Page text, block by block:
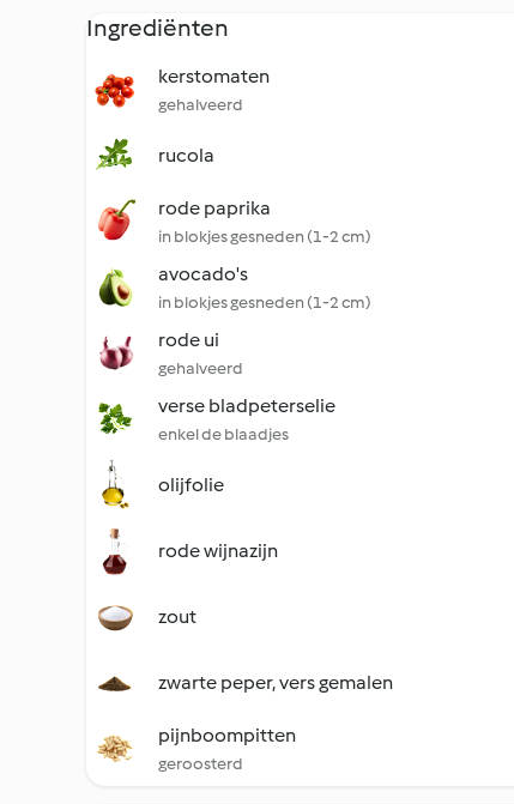
Ingrediënten
kerstomaten
gehalveerd
rucola
rode paprika
in blokjes gesneden (1-2 cm)
avocado's
in blokjes gesneden (1-2 cm)
rode ui
gehalveerd
verse bladpeterselie
enkel de blaadjes
olijfolie
rode wijnazijn
zout
zwarte peper, vers gemalen
pijnboompitten
geroosterd